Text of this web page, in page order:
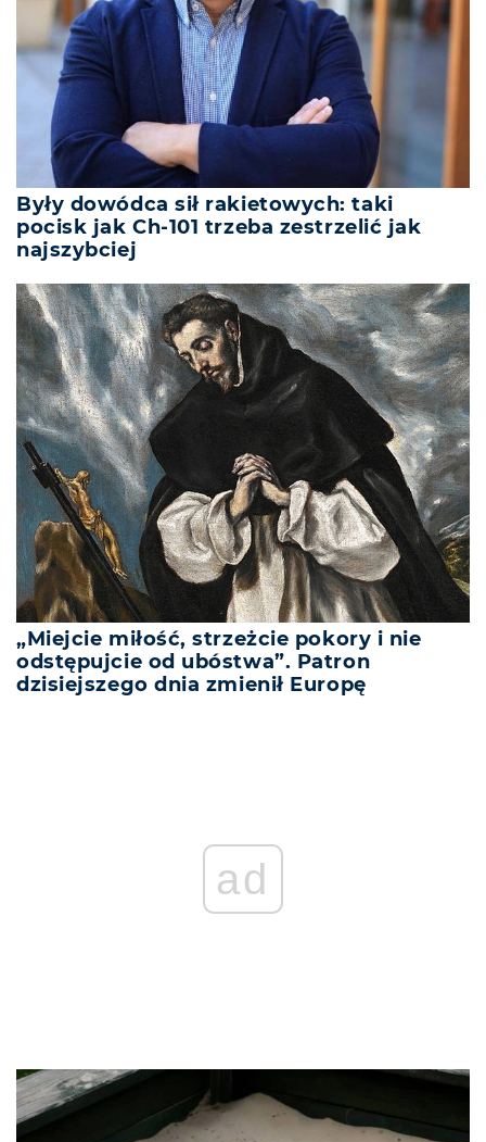
Były dowódca sił rakietowych: taki
pocisk jak Ch-101 trzeba zestrzelić jak
najszybciej
„Miejcie miłość, strzeżcie pokory i nie
odstępujcie od ubóstwa”. Patron
dzisiejszego dnia zmienił Europę
ad